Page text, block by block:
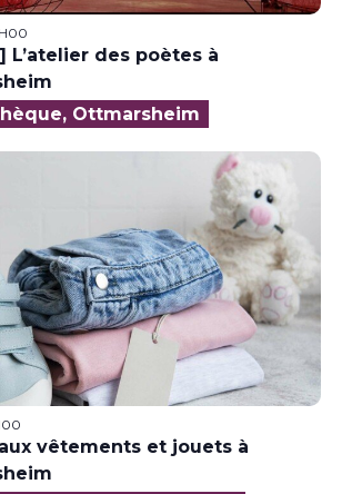
L’atelier des poètes à
Ottmarsheim
vêtements et jouets à